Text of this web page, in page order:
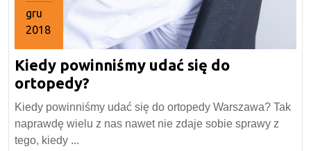
gru
2018
grudnia
2018
Kiedy powinniśmy udać się do
ortopedy?
powinniśmy
udać
Kiedy powinniśmy udać się do ortopedy Warszawa? Tak
naprawdę wielu z nas nawet nie zdaje sobie sprawy z
tego, kiedy ...